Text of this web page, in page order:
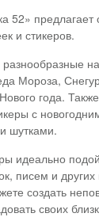
52»
и стикеров.
Мороза,
года.
с
шутками.
идеально
писем и
создать
своих